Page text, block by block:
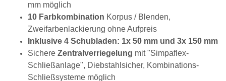
mm möglich
10 Farbkombination Korpus / Blenden,
Zweifarbenlackierung ohne Aufpreis
Inklusive 4 Schubladen: 1x 50 mm und 3x 150 mm
Sichere Zentralverriegelung mit "Simpaflex-
Schließanlage", Diebstahlsicher, Kombinations-
Schließsysteme möglich